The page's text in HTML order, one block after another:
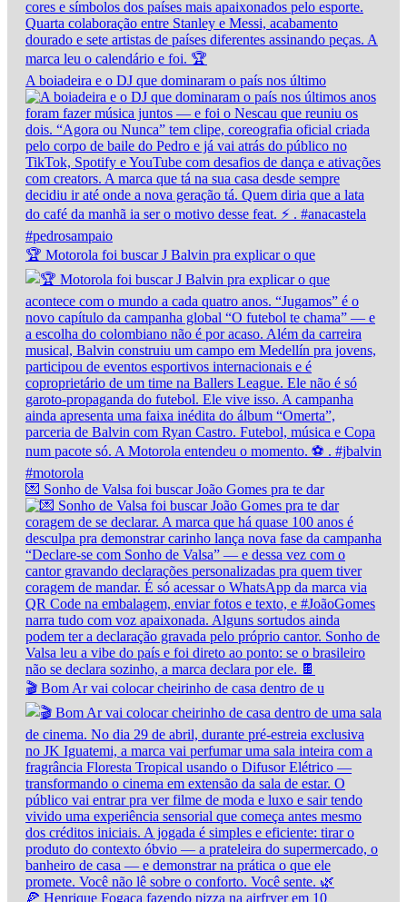
A boiadeira e o DJ que dominaram o país nos último
🏆 Motorola foi buscar J Balvin pra explicar o que
💌 Sonho de Valsa foi buscar João Gomes pra te dar
🎬 Bom Ar vai colocar cheirinho de casa dentro de u
🍕 Henrique Fogaça fazendo pizza na airfryer em 10